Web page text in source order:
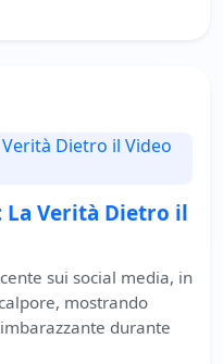
La Verità Dietro il
sui social media, in
mostrando
durante